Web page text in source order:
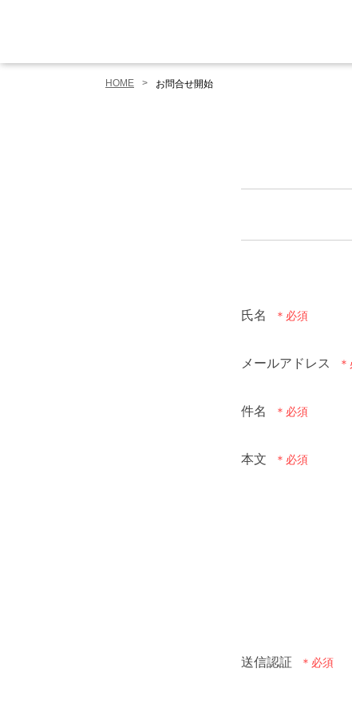
HOME お問合せ開始
氏名
メールアドレス
件名
本文
送信認証